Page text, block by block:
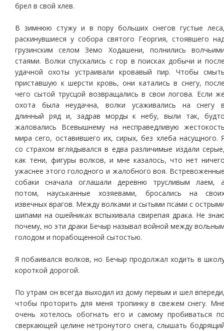
брел в свой хлев.
В зимнюю стужу и в пору больших снегов густые
раскинувшиеся у собора святого Георгия, стоявшего
грузинским селом Земо Ходашени, полнились
стаями. Волки спускались с гор в поисках добычи и
удачной охоты устраивали кровавый пир. Чтобы
приставшую к шерсти кровь, они катались в снегу,
чего сытой трусцой возвращались в свои логова. Если
охота была неудачна, волки усаживались на снегу
длинный ряд и, задрав морды к небу, выли так,
жаловались Всевышнему на несправедливую
мира сего, оставившего их, сирых, без хлеба насущного.
со страхом вглядывался в едва различимые издали
как тени, фигуры волков, и мне казалось, что нет
ужаснее этого голодного и жалобного воя.
собаки сначала оглашали деревню трусливым лаем,
потом, науськанные хозяевами, бросались на
извечных врагов. Между волками и сытыми псами с
шипами на ошейниках вспыхивала свирепая драка. Не
почему, но эти драки Бечыр называл войной между
голодом и порабощенной сытостью.
Я побаивался волков, но Бечыр продолжал ходить в
короткой дорогой.
По утрам он всегда выходил из дому первым и шел
чтобы проторить для меня тропинку в свежем снегу.
очень хотелось обогнать его и самому пробиваться
сверкающей целине нетронутого снега, слышать